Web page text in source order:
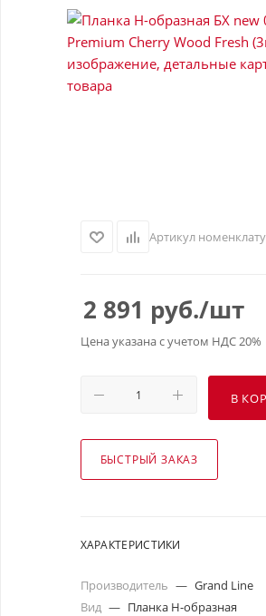
Артикул
2 891 руб./шт
Цена указана с учетом НДС 20%
В
БЫСТРЫЙ ЗАКАЗ
ХАРАКТЕРИСТИКИ
Производитель — Grand Line
Вид — Планка Н-образная